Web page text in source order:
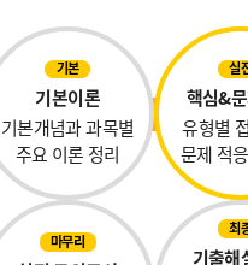
기본
기본이론
기본개념과 과목별
주요 이론 정리
실
핵심&
유형별
문제 적
마무리
최
기출해